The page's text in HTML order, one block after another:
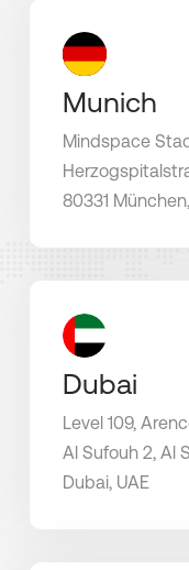
Munich
Mindspace
80331
Dubai
Level 109,
Al Sufouh 2, Al
Dubai, UAE